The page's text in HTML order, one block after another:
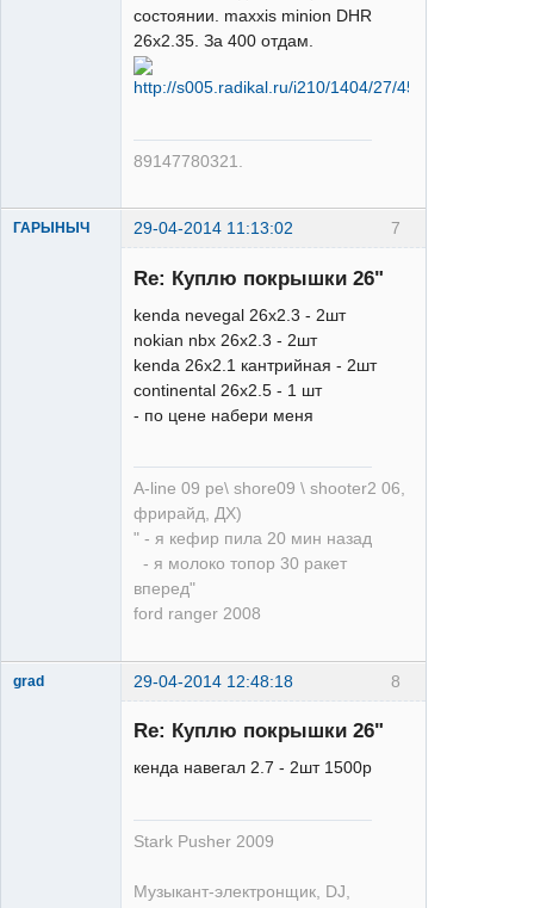
состоянии. maxxis minion DHR
26x2.35. За 400 отдам.
89147780321.
7
ГАРЫНЫЧ 29-04-2014 11:13:02
Re: Куплю покрышки 26"
kenda nevegal 26x2.3 - 2шт
nokian nbx 26x2.3 - 2шт
kenda 26x2.1 кантрийная - 2шт
continental 26x2.5 - 1 шт
- по цене набери меня
A-line 09 pe\ shore09 \ shooter2 06,
фрирайд, ДХ)
" - я кефир пила 20 мин назад
- я молоко топор 30 ракет
вперед"
ford ranger 2008
8
grad 29-04-2014 12:48:18
Re: Куплю покрышки 26"
кенда навегал 2.7 - 2шт 1500р
Stark Pusher 2009
Музыкант-электронщик, DJ,